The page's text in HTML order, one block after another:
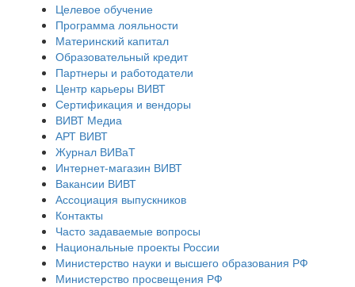
Целевое обучение
Программа лояльности
Материнский капитал
Образовательный кредит
Партнеры и работодатели
Центр карьеры ВИВТ
Сертификация и вендоры
ВИВТ Медиа
АРТ ВИВТ
Журнал ВИВаТ
Интернет-магазин ВИВТ
Вакансии ВИВТ
Ассоциация выпускников
Контакты
Часто задаваемые вопросы
Национальные проекты России
Министерство науки и высшего образования РФ
Министерство просвещения РФ